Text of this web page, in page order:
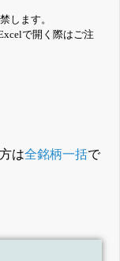
します。
で開く際はご注
は全銘柄一括で